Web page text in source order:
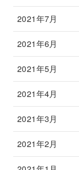
2021年7月
2021年6月
2021年5月
2021年4月
2021年3月
2021年2月